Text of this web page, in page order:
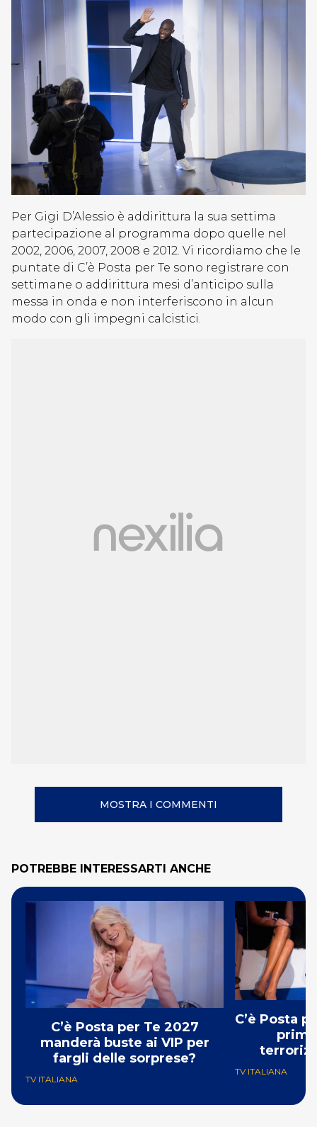
Per Gigi D’Alessio è addirittura la sua settima
partecipazione al programma dopo quelle nel
2002, 2006, 2007, 2008 e 2012. Vi ricordiamo che le
puntate di C’è Posta per Te sono registrare con
settimane o addirittura mesi d’anticipo sulla
messa in onda e non interferiscono in alcun
modo con gli impegni calcistici.
MOSTRA I COMMENTI
POTREBBE INTERESSARTI ANCHE
C’è Posta per Te 2027
manderà buste ai VIP per
fargli delle sorprese?
TV ITALIANA
C’è Posta
TV ITALIANA